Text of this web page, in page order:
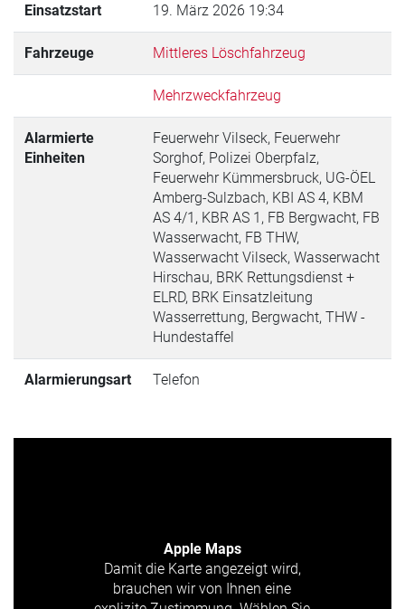
Einsatzstart 19. März 2026 19:34
Fahrzeuge Mittleres Löschfahrzeug
Mehrzweckfahrzeug
Alarmierte
Einheiten
Feuerwehr Vilseck, Feuerwehr
Sorghof, Polizei Oberpfalz,
Feuerwehr Kümmersbruck, UG-ÖEL
Amberg-Sulzbach, KBI AS 4, KBM
AS 4/1, KBR AS 1, FB Bergwacht, FB
Wasserwacht, FB THW,
Wasserwacht Vilseck, Wasserwacht
Hirschau, BRK Rettungsdienst +
ELRD, BRK Einsatzleitung
Wasserrettung, Bergwacht, THW -
Hundestaffel
Alarmierungsart Telefon
Apple Maps
Damit die Karte angezeigt wird,
brauchen wir von Ihnen eine